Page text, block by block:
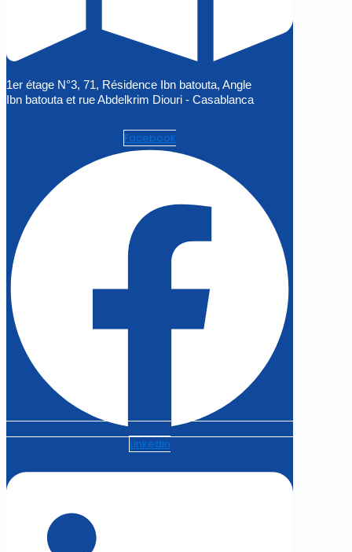
1er étage N°3, 71, Résidence Ibn batouta, Angle
Ibn batouta et rue Abdelkrim Diouri - Casablanca
Facebook
Linkedin